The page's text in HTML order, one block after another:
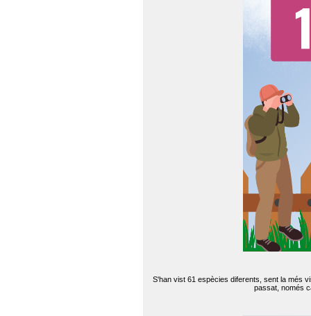
S'han vist 61 espècies diferents, sent la més
passat, només